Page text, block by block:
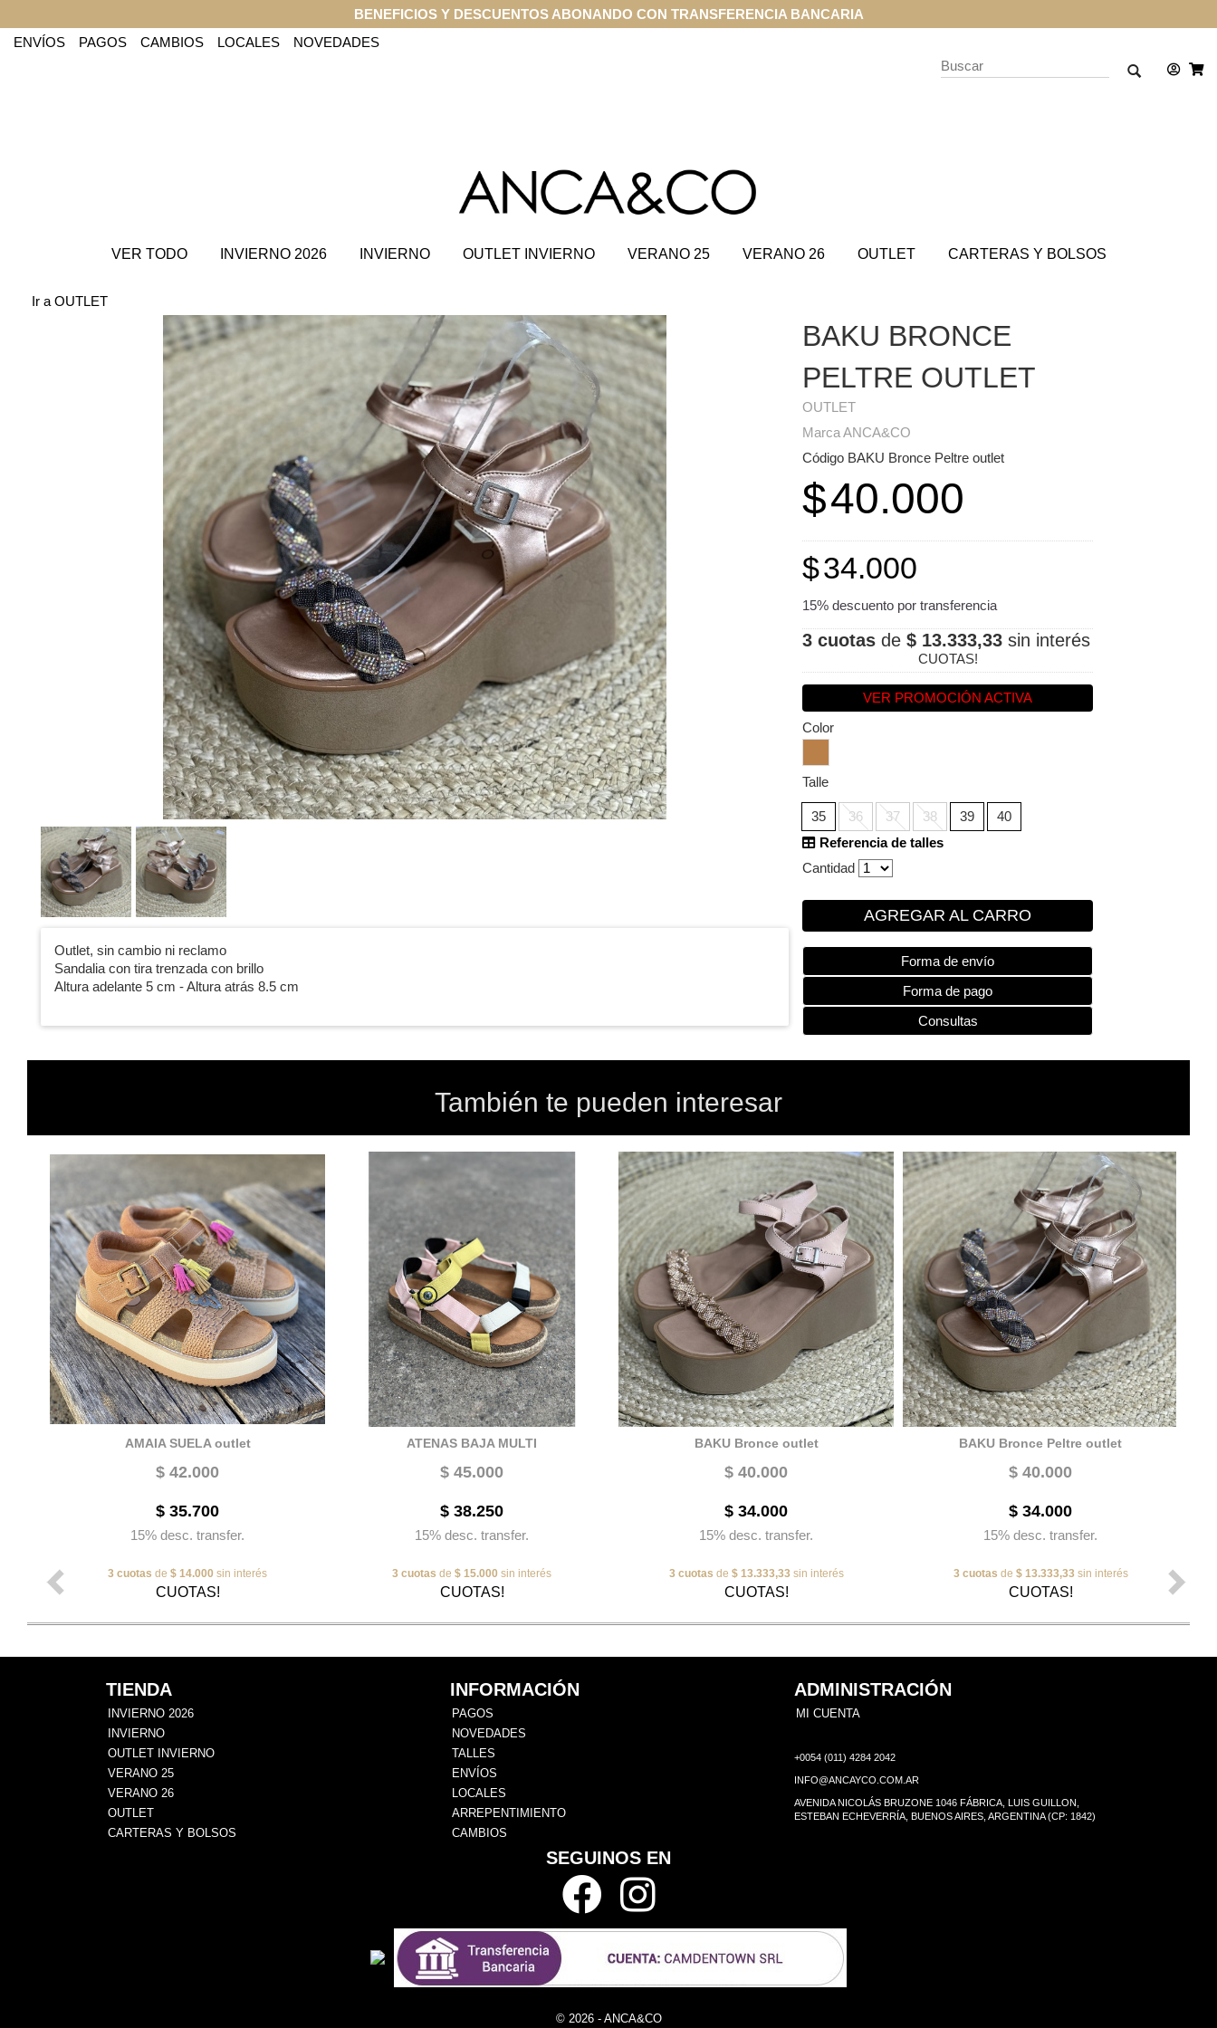
BENEFICIOS Y DESCUENTOS ABONANDO CON TRANSFERENCIA BANCARIA
ENVÍOS
PAGOS CAMBIOS LOCALES NOVEDADES
VER TODO INVIERNO 2026 INVIERNO OUTLET INVIERNO VERANO 25 VERANO 26 OUTLET CARTERAS Y BOLSOS
Ir a OUTLET
Outlet, sin cambio ni reclamo
Sandalia con tira trenzada con brillo
Altura adelante 5 cm - Altura atrás 8.5 cm
BAKU BRONCE
PELTRE OUTLET
OUTLET
Marca ANCA&CO
Código BAKU Bronce Peltre outlet
$40.000
$34.000
15% descuento por transferencia
3 cuotas de $ 13.333,33 sin interés
CUOTAS!
VER PROMOCIÓN ACTIVA
Color
Talle
35 36 37 38 39
40
Referencia de talles
Cantidad
AGREGAR AL CARRO
Forma de envío
Forma de pago
Consultas
También te pueden interesar
AMAIA SUELA outlet
$ 42.000
$ 35.700
15% desc. transfer.
3 cuotas de $ 14.000 sin interés
CUOTAS!
ATENAS BAJA MULTI
$ 45.000
$ 38.250
15% desc. transfer.
3 cuotas de $ 15.000 sin interés
CUOTAS!
BAKU Bronce outlet
$ 40.000
$ 34.000
15% desc. transfer.
3 cuotas de $ 13.333,33sin interés
CUOTAS!
BAKU Bronce Peltre outlet
$ 40.000
$ 34.000
15% desc. transfer.
3 cuotas de $ 13.333,33sin interés
CUOTAS!
TIENDA
INVIERNO 2026
INVIERNO
OUTLET INVIERNO
VERANO 25
VERANO 26
OUTLET
CARTERAS Y BOLSOS
INFORMACIÓN
PAGOS
NOVEDADES
TALLES
ENVÍOS
LOCALES
ARREPENTIMIENTO
CAMBIOS
ADMINISTRACIÓN
MI CUENTA
+0054 (011) 4284 2042
INFO@ANCAYCO.COM.AR
AVENIDA NICOLÁS BRUZONE 1046 FÁBRICA, LUIS GUILLON,
ESTEBAN ECHEVERRÍA, BUENOS AIRES, ARGENTINA (CP: 1842)
SEGUINOS EN
© 2026 - ANCA&CO